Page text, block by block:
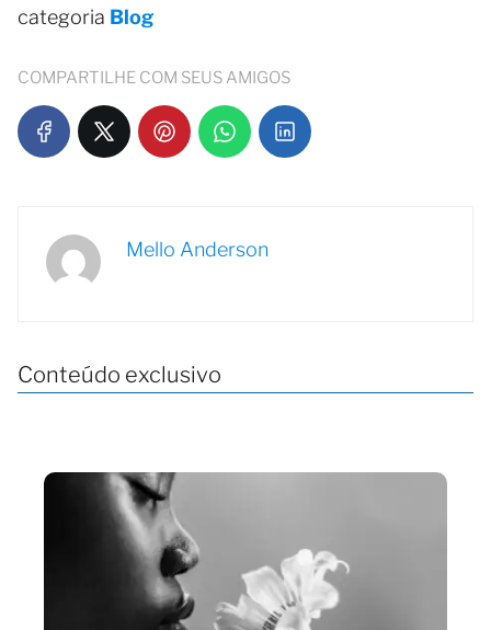
categoria Blog
COMPARTILHE COM SEUS AMIGOS
Mello Anderson
Conteúdo exclusivo